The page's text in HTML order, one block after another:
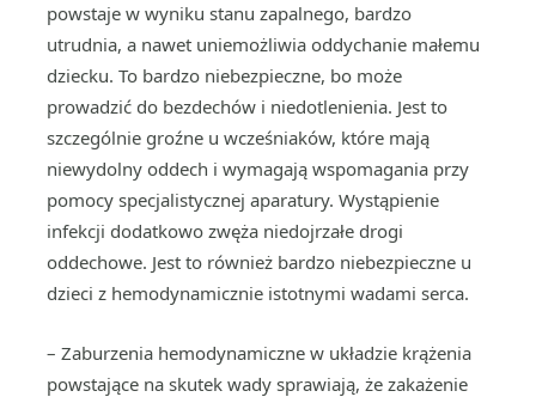
powstaje w wyniku stanu zapalnego, bardzo
utrudnia, a nawet uniemożliwia oddychanie małemu
dziecku. To bardzo niebezpieczne, bo może
prowadzić do bezdechów i niedotlenienia. Jest to
szczególnie groźne u wcześniaków, które mają
niewydolny oddech i wymagają wspomagania przy
pomocy specjalistycznej aparatury. Wystąpienie
infekcji dodatkowo zwęża niedojrzałe drogi
oddechowe. Jest to również bardzo niebezpieczne u
dzieci z hemodynamicznie istotnymi wadami serca.
– Zaburzenia hemodynamiczne w układzie krążenia
powstające na skutek wady sprawiają, że zakażenie